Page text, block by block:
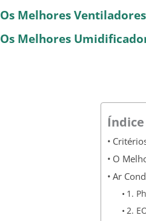
Os Melhores
Os Melhores
Índice
O
Ar
1.
2.